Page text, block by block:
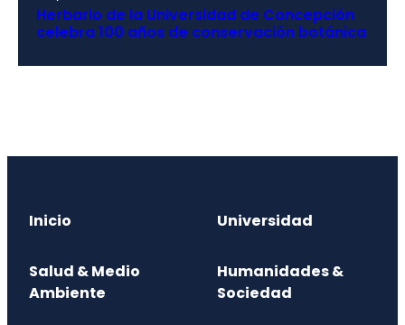
Herbario de la Universidad de Concepción
celebra 100 años de conservación botánica
Inicio Universidad
Salud & Medio
Ambiente
Humanidades &
Sociedad